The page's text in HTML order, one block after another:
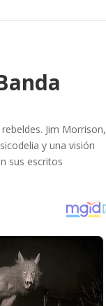
Jim Morrison,
y una visión
sus escritos